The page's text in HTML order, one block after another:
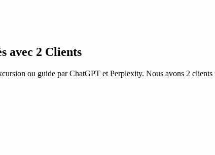
avec 2 Clients
ou guide par ChatGPT et Perplexity. Nous avons 2